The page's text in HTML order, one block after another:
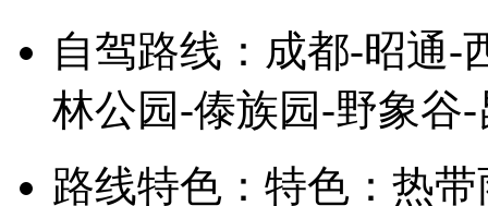
自驾路线： 成都-昭通-
林公园-傣族园-野象谷
路线特色：特色：热